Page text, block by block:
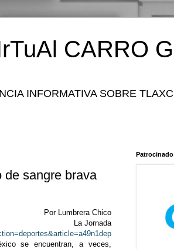
CARRO
INFORMATIVA SOBRE
de sangre brava
Por Lumbrera Chico
La Jornada
se encuentran, a veces,